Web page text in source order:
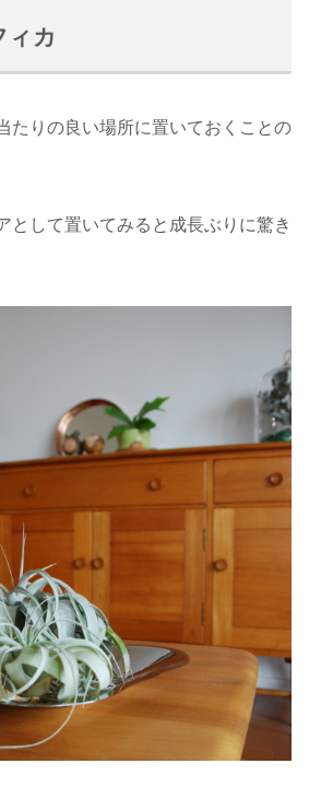
ィカ
たりの良い場所に置いておくことの
として置いてみると成長ぶりに驚き